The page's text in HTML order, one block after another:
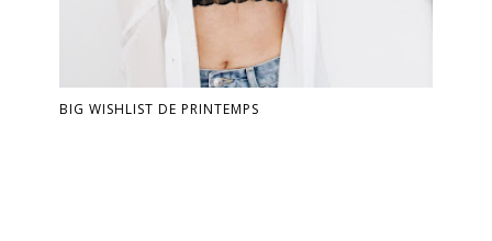
BIG WISHLIST DE PRINTEMPS